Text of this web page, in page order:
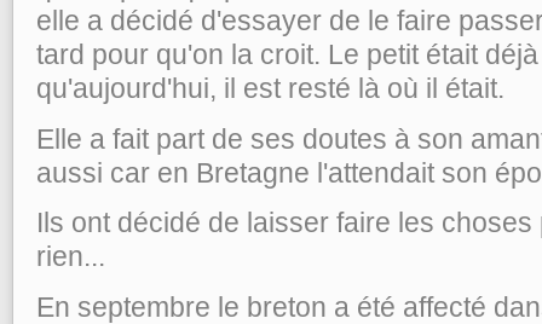
elle a décidé d'essayer de le faire
tard pour qu'on la croit. Le petit était
qu'aujourd'hui, il est resté là où il était.
Elle a fait part de ses doutes à son
aussi car en Bretagne l'attendait son
Ils ont décidé de laisser faire les
rien...
En septembre le breton a été affecté